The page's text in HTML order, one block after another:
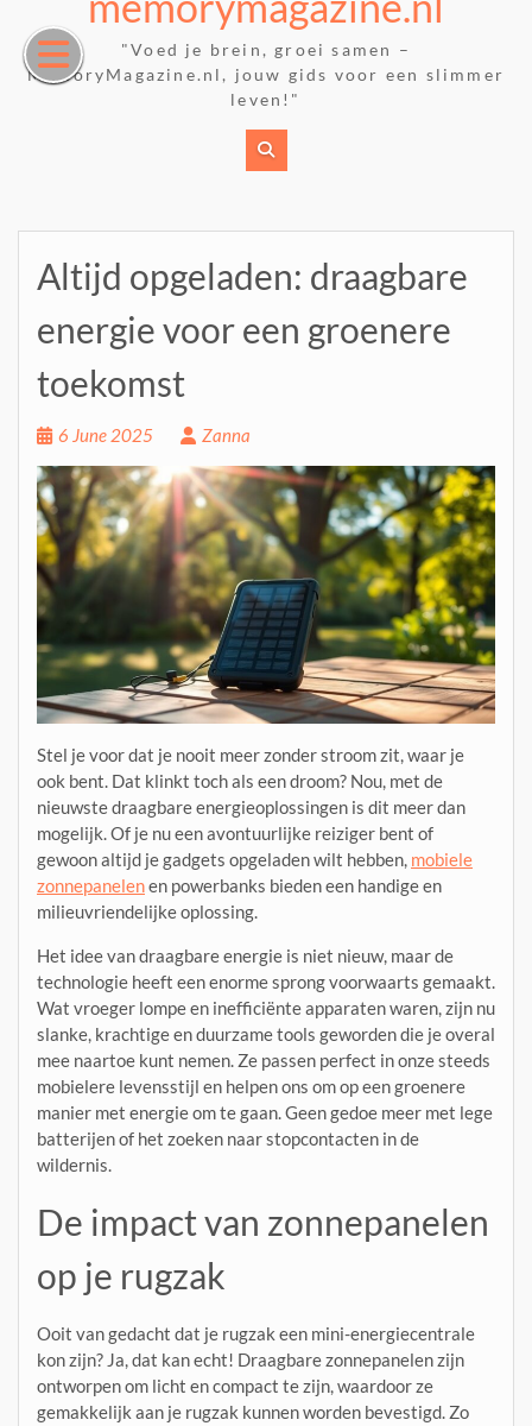
content
"Voed je brein, groei samen –
MemoryMagazine.nl, jouw gids voor een slimmer
leven!"
Altijd opgeladen: draagbare
energie voor een groenere
toekomst
6 June 2025 Zanna
Stel je voor dat je nooit meer zonder stroom zit, waar je
ook bent. Dat klinkt toch als een droom? Nou, met de
nieuwste draagbare energieoplossingen is dit meer dan
mogelijk. Of je nu een avontuurlijke reiziger bent of
gewoon altijd je gadgets opgeladen wilt hebben, mobiele
zonnepanelenen powerbanks bieden een handige en
milieuvriendelijke oplossing.
Het idee van draagbare energie is niet nieuw, maar de
technologie heeft een enorme sprong voorwaarts gemaakt.
Wat vroeger lompe en inefficiënte apparaten waren, zijn nu
slanke, krachtige en duurzame tools geworden die je overal
mee naartoe kunt nemen. Ze passen perfect in onze steeds
mobielere levensstijl en helpen ons om op een groenere
manier met energie om te gaan. Geen gedoe meer met lege
batterijen of het zoeken naar stopcontacten in de
wildernis.
De impact van zonnepanelen
op je rugzak
Ooit van gedacht dat je rugzak een mini-energiecentrale
kon zijn? Ja, dat kan echt! Draagbare zonnepanelen zijn
ontworpen om licht en compact te zijn, waardoor ze
gemakkelijk aan je rugzak kunnen worden bevestigd. Zo